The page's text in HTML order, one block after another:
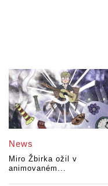
News
Miro Žbirka ožil v
animovaném...